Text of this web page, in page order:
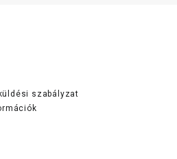
szabályzat